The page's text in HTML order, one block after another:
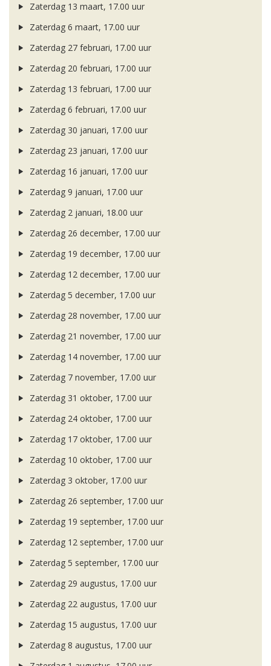
Zaterdag 13 maart, 17.00 uur
Zaterdag 6 maart, 17.00 uur
Zaterdag 27 februari, 17.00 uur
Zaterdag 20 februari, 17.00 uur
Zaterdag 13 februari, 17.00 uur
Zaterdag 6 februari, 17.00 uur
Zaterdag 30 januari, 17.00 uur
Zaterdag 23 januari, 17.00 uur
Zaterdag 16 januari, 17.00 uur
Zaterdag 9 januari, 17.00 uur
Zaterdag 2 januari, 18.00 uur
Zaterdag 26 december, 17.00 uur
Zaterdag 19 december, 17.00 uur
Zaterdag 12 december, 17.00 uur
Zaterdag 5 december, 17.00 uur
Zaterdag 28 november, 17.00 uur
Zaterdag 21 november, 17.00 uur
Zaterdag 14 november, 17.00 uur
Zaterdag 7 november, 17.00 uur
Zaterdag 31 oktober, 17.00 uur
Zaterdag 24 oktober, 17.00 uur
Zaterdag 17 oktober, 17.00 uur
Zaterdag 10 oktober, 17.00 uur
Zaterdag 3 oktober, 17.00 uur
Zaterdag 26 september, 17.00 uur
Zaterdag 19 september, 17.00 uur
Zaterdag 12 september, 17.00 uur
Zaterdag 5 september, 17.00 uur
Zaterdag 29 augustus, 17.00 uur
Zaterdag 22 augustus, 17.00 uur
Zaterdag 15 augustus, 17.00 uur
Zaterdag 8 augustus, 17.00 uur